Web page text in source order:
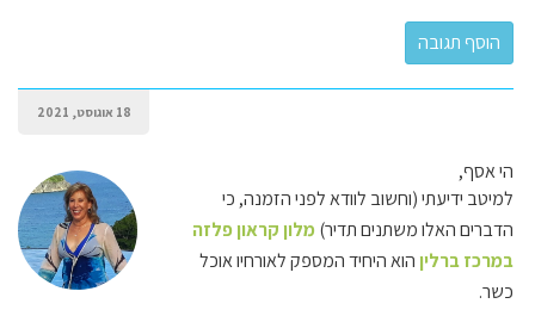
18 אוגוסט, 2021
הי אסף,
למיטב ידיעתי (וחשוב לוודא לפני הזמנה, כי
הדברים האלו משתנים תדיר)מלון קראון פלזה
במרכז ברלין הוא היחיד המספק לאורחיו אוכל
כשר.